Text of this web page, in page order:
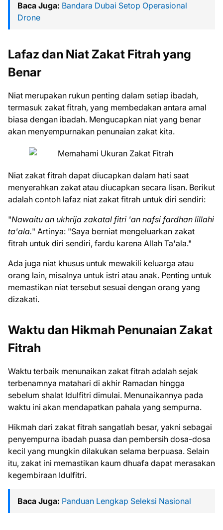
Baca Juga: Bandara Dubai Setop Operasional
Drone
Lafaz dan Niat Zakat Fitrah yang
Benar
Niat merupakan rukun penting dalam setiap ibadah,
termasuk zakat fitrah, yang membedakan antara amal
biasa dengan ibadah. Mengucapkan niat yang benar
akan menyempurnakan penunaian zakat kita.
Niat zakat fitrah dapat diucapkan dalam hati saat
menyerahkan zakat atau diucapkan secara lisan. Berikut
adalah contoh lafaz niat zakat fitrah untuk diri sendiri:
"Nawaitu an ukhrija zakatal fitri 'an nafsi fardhan lillahi
ta'ala." Artinya: "Saya berniat mengeluarkan zakat
fitrah untuk diri sendiri, fardu karena Allah Ta'ala."
Ada juga niat khusus untuk mewakili keluarga atau
orang lain, misalnya untuk istri atau anak. Penting untuk
memastikan niat tersebut sesuai dengan orang yang
dizakati.
Waktu dan Hikmah Penunaian Zakat
Fitrah
Waktu terbaik menunaikan zakat fitrah adalah sejak
terbenamnya matahari di akhir Ramadan hingga
sebelum shalat Idulfitri dimulai. Menunaikannya pada
waktu ini akan mendapatkan pahala yang sempurna.
Hikmah dari zakat fitrah sangatlah besar, yakni sebagai
penyempurna ibadah puasa dan pembersih dosa-dosa
kecil yang mungkin dilakukan selama berpuasa. Selain
itu, zakat ini memastikan kaum dhuafa dapat merasakan
kegembiraan Idulfitri.
Baca Juga: Panduan Lengkap Seleksi Nasional